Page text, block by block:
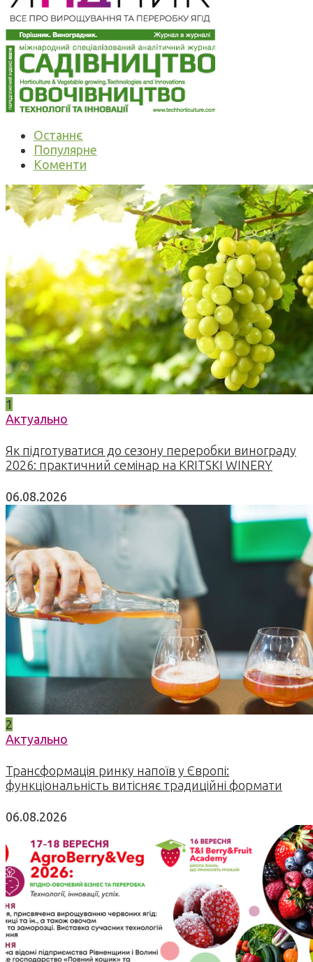
Останнє
Популярне
Коменти
1
Актуально
Як підготуватися до сезону переробки винограду
2026: практичний семінар на KRITSKI WINERY
06.08.2026
2
Актуально
Трансформація ринку напоїв у Європі:
функціональність витісняє традиційні формати
06.08.2026